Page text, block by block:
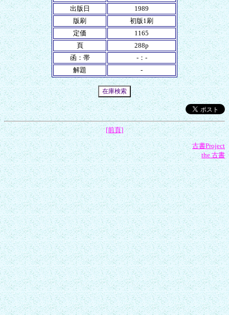
出版日
1989
版刷
初版1刷
定価
1165
頁
288p
函：帯
-：-
解題
-
[前頁]
古書Project
the 古書